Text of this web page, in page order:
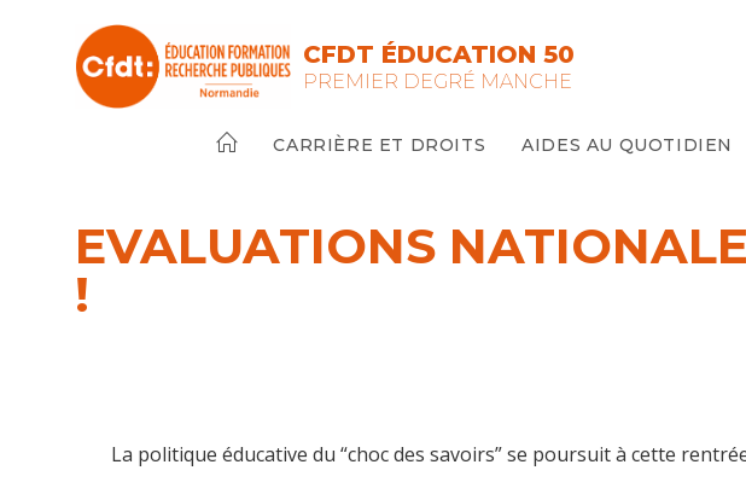
CFDT ÉDUCATION 50
PREMIER DEGRÉ MANCHE
CARRIÈRE ET DROITS AIDES AU QUOTIDIEN
EVALUATIONS
!
La politique éducative du “choc des savoirs” se poursuit à cette